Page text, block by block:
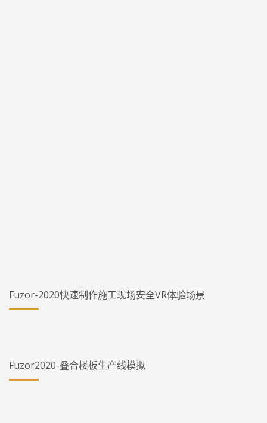
Fuzor-2020快速制作施工现场安全VR体验场景
Fuzor2020-叠合楼板生产线模拟